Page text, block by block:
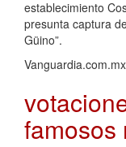
establecimiento
presunta captura
Güino”.
Vanguardia.com.mx
famosos